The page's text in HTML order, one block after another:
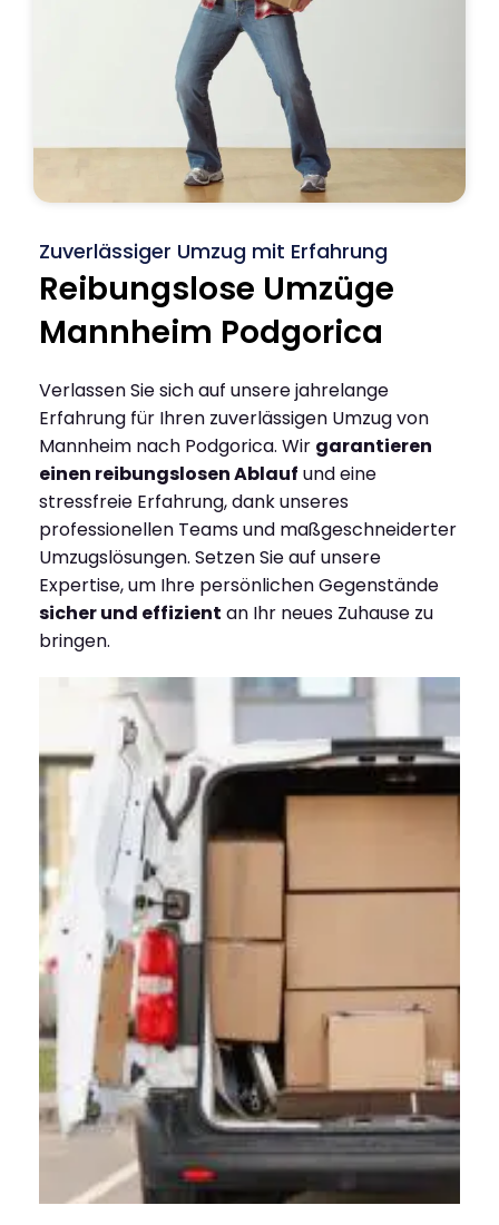
Zuverlässiger Umzug mit Erfahrung
Reibungslose Umzüge
Mannheim Podgorica
Verlassen Sie sich auf unsere jahrelange
Erfahrung für Ihren zuverlässigen Umzug von
Mannheim nach Podgorica. Wir garantieren
einen reibungslosen Ablauf und eine
stressfreie Erfahrung, dank unseres
professionellen Teams und maßgeschneiderter
Umzugslösungen. Setzen Sie auf unsere
Expertise, um Ihre persönlichen Gegenstände
sicher und effizient an Ihr neues Zuhause zu
bringen.